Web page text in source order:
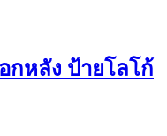
กหลัง ป้ายโลโก้